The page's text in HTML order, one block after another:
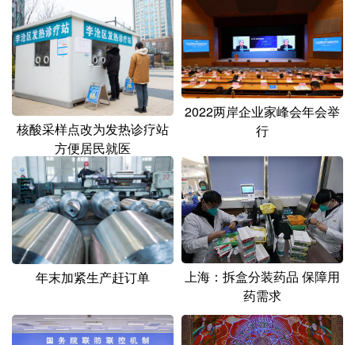
核酸采样点改为发热诊疗站
方便居民就医
2022两岸企业家峰会年会举
行
年末加紧生产赶订单
上海：拆盒分装药品 保障用
药需求